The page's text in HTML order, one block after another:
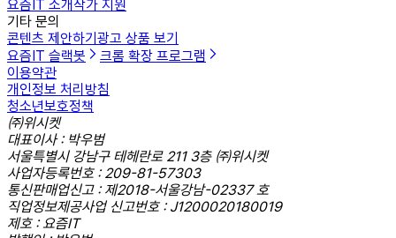
요즘IT 소개작가 지원
기타 문의
콘텐츠 제안하기광고 상품 보기
요즘IT 슬랙봇
크롬 확장 프로그램
이용약관
개인정보 처리방침
청소년보호정책
㈜위시켓
대표이사 : 박우범
서울특별시 강남구 테헤란로 211 3층 ㈜위시켓
사업자등록번호 : 209-81-57303
통신판매업신고 : 제2018-서울강남-02337 호
직업정보제공사업 신고번호 : J1200020180019
제호 : 요즘IT